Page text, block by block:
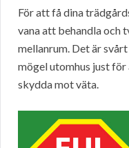
För att få dina
vana att behandla och
mellanrum. Det är
mögel utomhus just
skydda mot väta.